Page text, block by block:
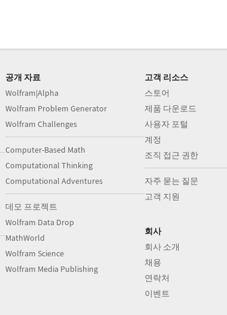
공개 자료
Wolfram|Alpha
Wolfram Problem Generator
Wolfram Challenges
Computer-Based Math
Computational Thinking
Computational Adventures
데모 프로젝트
Wolfram Data Drop
MathWorld
Wolfram Science
Wolfram Media Publishing
고객 리소스
스토어
제품 다운로드
사용자 포털
계정
조직 접근 권한
자주 묻는 질문
고객 지원
회사
회사 소개
채용
연락처
이벤트